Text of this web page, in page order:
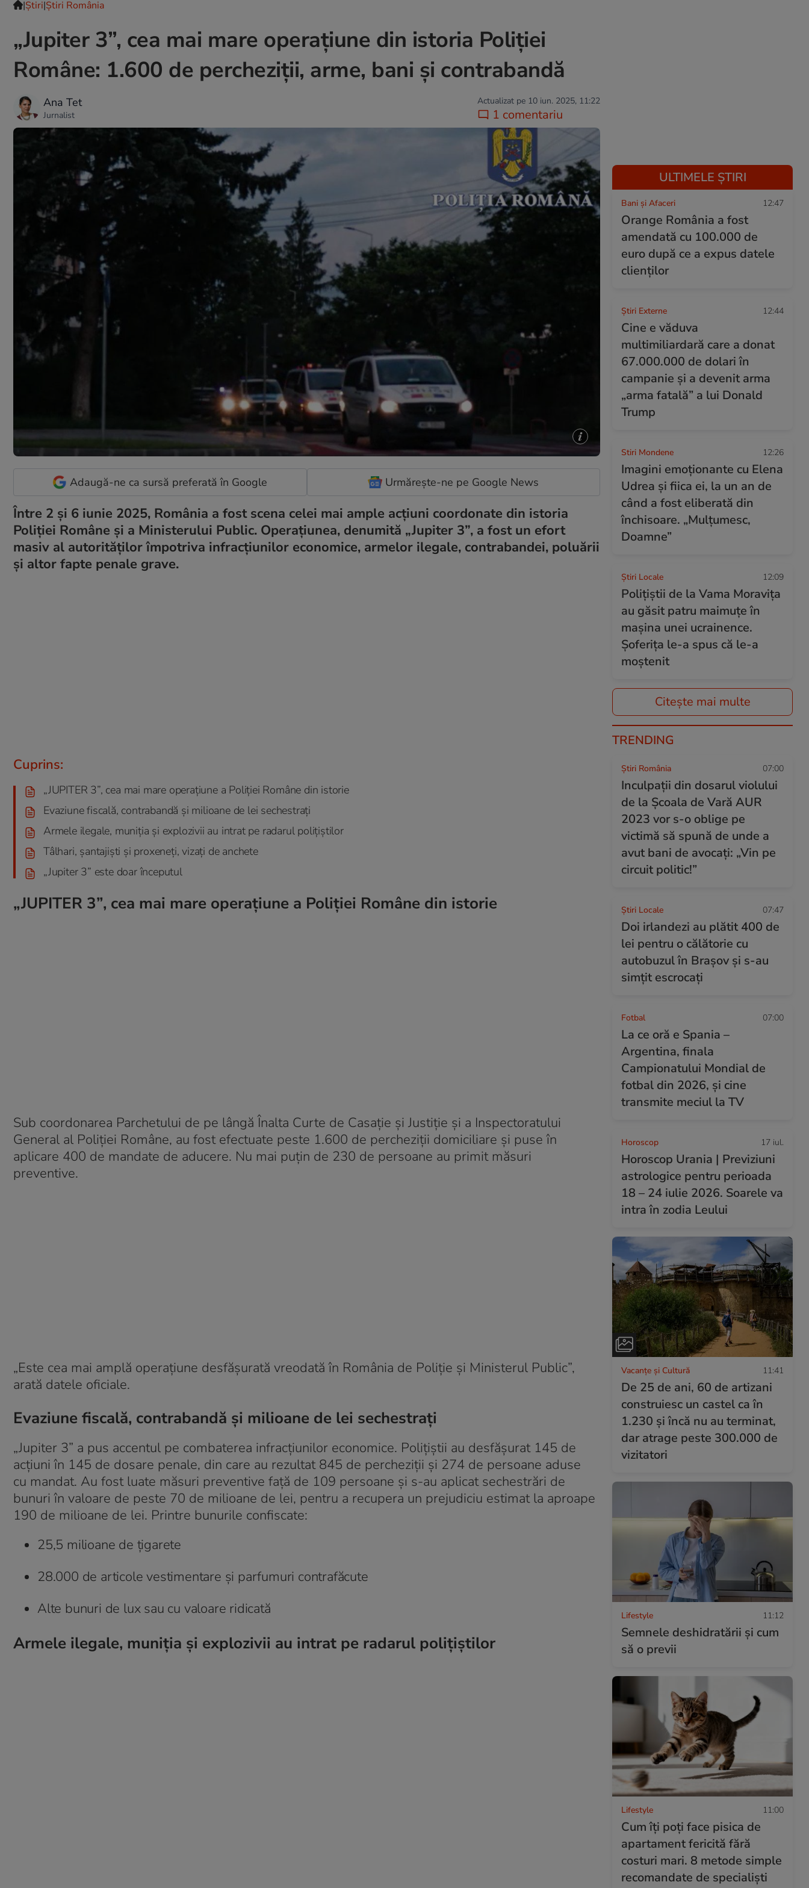
|Ştiri|Știri România
„Jupiter 3”, cea mai mare operațiune din istoria Poliției
Române: 1.600 de percheziții, arme, bani și contrabandă
Ana Tet
Jurnalist
Actualizat pe 10 iun. 2025, 11:22
1 comentariu
Adaugă-ne ca sursă preferată în Google Urmărește-ne pe Google News
Între 2 și 6 iunie 2025, România a fost scena celei mai ample acțiuni coordonate din istoria
Poliției Române și a Ministerului Public. Operațiunea, denumită „Jupiter 3”, a fost un efort
masiv al autorităților împotriva infracțiunilor economice, armelor ilegale, contrabandei, poluării
și altor fapte penale grave.
Cuprins:
„JUPITER 3”, cea mai mare operațiune a Poliției Române din istorie
Evaziune fiscală, contrabandă și milioane de lei sechestrați
Armele ilegale, muniția și explozivii au intrat pe radarul polițiștilor
Tâlhari, șantajiști și proxeneți, vizați de anchete
„Jupiter 3” este doar începutul
„JUPITER 3”, cea mai mare operațiune a Poliției Române din istorie
Sub coordonarea Parchetului de pe lângă Înalta Curte de Casație și Justiție și a Inspectoratului
General al Poliției Române, au fost efectuate peste 1.600 de percheziții domiciliare și puse în
aplicare 400 de mandate de aducere. Nu mai puțin de 230 de persoane au primit măsuri
preventive.
„Este cea mai amplă operațiune desfășurată vreodată în România de Poliție și Ministerul Public”,
arată datele oficiale.
Evaziune fiscală, contrabandă și milioane de lei sechestrați
„Jupiter 3” a pus accentul pe combaterea infracțiunilor economice. Polițiștii au desfășurat 145 de
acțiuni în 145 de dosare penale, din care au rezultat 845 de percheziții și 274 de persoane aduse
cu mandat. Au fost luate măsuri preventive față de 109 persoane și s-au aplicat sechestrări de
bunuri în valoare de peste 70 de milioane de lei, pentru a recupera un prejudiciu estimat la aproape
190 de milioane de lei. Printre bunurile confiscate:
25,5 milioane de țigarete
28.000 de articole vestimentare și parfumuri contrafăcute
Alte bunuri de lux sau cu valoare ridicată
Armele ilegale, muniția și explozivii au intrat pe radarul polițiștilor
ULTIMELE ȘTIRI
Bani și Afaceri 12:47
Orange România a fost
amendată cu 100.000 de
euro după ce a expus datele
clienților
Știri Externe 12:44
Cine e văduva
multimiliardară care a donat
67.000.000 de dolari în
campanie și a devenit arma
„arma fatală” a lui Donald
Trump
Stiri Mondene 12:26
Imagini emoționante cu Elena
Udrea și fiica ei, la un an de
când a fost eliberată din
închisoare. „Mulțumesc,
Doamne”
Știri Locale 12:09
Polițiștii de la Vama Moravița
au găsit patru maimuțe în
mașina unei ucrainence.
Șoferița le-a spus că le-a
moștenit
Citește mai multe
TRENDING
Știri România 07:00
Inculpații din dosarul violului
de la Școala de Vară AUR
2023 vor s-o oblige pe
victimă să spună de unde a
avut bani de avocați: „Vin pe
circuit politic!”
Știri Locale 07:47
Doi irlandezi au plătit 400 de
lei pentru o călătorie cu
autobuzul în Brașov și s-au
simțit escrocați
Fotbal 07:00
La ce oră e Spania –
Argentina, finala
Campionatului Mondial de
fotbal din 2026, și cine
transmite meciul la TV
Horoscop 17 iul.
Horoscop Urania | Previziuni
astrologice pentru perioada
18 – 24 iulie 2026. Soarele va
intra în zodia Leului
Vacanțe și Cultură 11:41
De 25 de ani, 60 de artizani
construiesc un castel ca în
1.230 și încă nu au terminat,
dar atrage peste 300.000 de
vizitatori
Lifestyle 11:12
Semnele deshidratării și cum
să o previi
Lifestyle 11:00
Cum îți poți face pisica de
apartament fericită fără
costuri mari. 8 metode simple
recomandate de specialiști